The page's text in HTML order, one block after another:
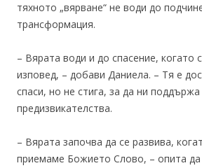
тяхното „вярване“ не води до
трансформация.
– Вярата води и до спасение, когато
изповед, – добави Даниела. – Тя е
спаси, но не стига, за да ни
предизвикателства.
– Вярата започва да се развива,
приемаме Божието Слово, – опита